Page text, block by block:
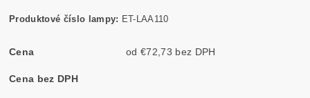
Produktové číslo lampy: ET-LAA110
Cena od €72,73 bez DPH
Cena bez DPH